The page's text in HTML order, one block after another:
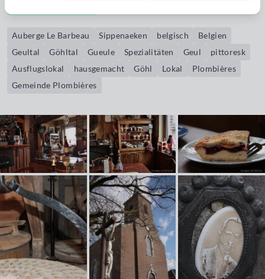
Auberge Le Barbeau Sippenaeken belgisch
Belgien
Geultal
Göhltal Gueule Spezialitäten Geul
pittoresk
Ausflugslokal
hausgemacht Göhl Lokal
Plombières
Gemeinde Plombières